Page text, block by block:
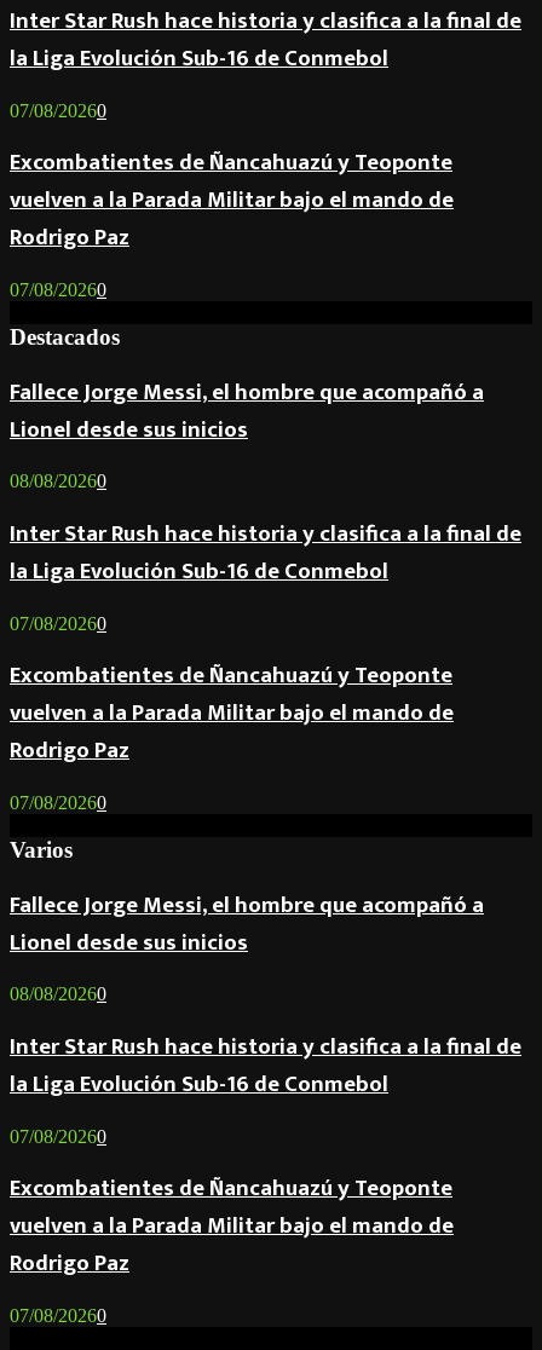
Inter Star Rush hace historia y clasifica a la final de
la Liga Evolución Sub-16 de Conmebol
07/08/20260
Excombatientes de Ñancahuazú y Teoponte
vuelven a la Parada Militar bajo el mando de
Rodrigo Paz
07/08/20260
Destacados
Fallece Jorge Messi, el hombre que acompañó a
Lionel desde sus inicios
08/08/20260
Inter Star Rush hace historia y clasifica a la final de
la Liga Evolución Sub-16 de Conmebol
07/08/20260
Excombatientes de Ñancahuazú y Teoponte
vuelven a la Parada Militar bajo el mando de
Rodrigo Paz
07/08/20260
Varios
Fallece Jorge Messi, el hombre que acompañó a
Lionel desde sus inicios
08/08/20260
Inter Star Rush hace historia y clasifica a la final de
la Liga Evolución Sub-16 de Conmebol
07/08/20260
Excombatientes de Ñancahuazú y Teoponte
vuelven a la Parada Militar bajo el mando de
Rodrigo Paz
07/08/20260